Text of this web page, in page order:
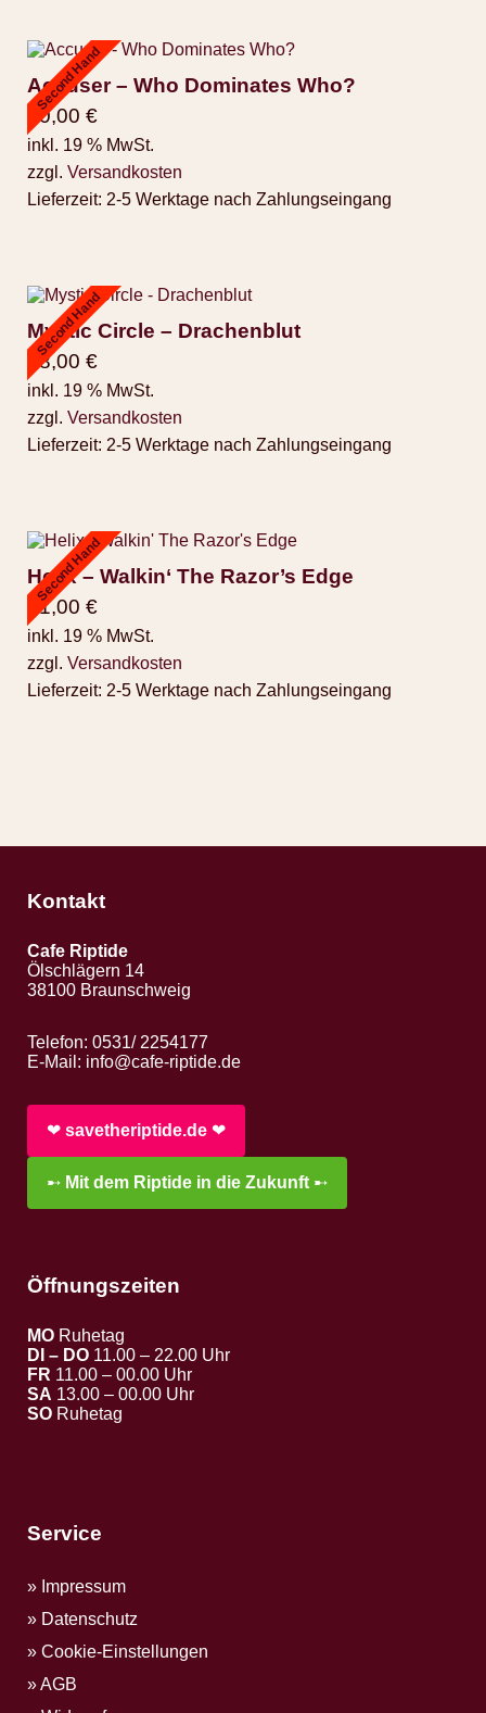
Second Hand
Accuser – Who Dominates Who?
30,00 €
inkl. 19 % MwSt.
zzgl. Versandkosten
Lieferzeit: 2-5 Werktage nach Zahlungseingang
Second Hand
Mystic Circle – Drachenblut
28,00 €
inkl. 19 % MwSt.
zzgl. Versandkosten
Lieferzeit: 2-5 Werktage nach Zahlungseingang
Second Hand
Helix – Walkin‘ The Razor’s Edge
11,00 €
inkl. 19 % MwSt.
zzgl. Versandkosten
Lieferzeit: 2-5 Werktage nach Zahlungseingang
Kontakt
Cafe Riptide
Ölschlägern 14
38100 Braunschweig
Telefon: 0531/ 2254177
E-Mail: info@cafe-riptide.de
❤︎ savetheriptide.de ❤︎
➸ Mit dem Riptide in die Zukunft ➸
Öffnungszeiten
MO Ruhetag
DI – DO 11.00 – 22.00 Uhr
FR 11.00 – 00.00 Uhr
SA 13.00 – 00.00 Uhr
SO Ruhetag
Service
Impressum
Datenschutz
Cookie-Einstellungen
AGB